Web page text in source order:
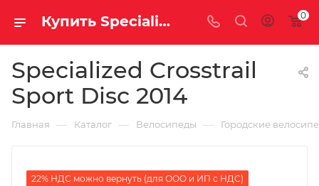
Купить Specialized Crosstrail Sport Disc 2014 за рублей, а со скидкой 0
Specialized Crosstrail
Sport Disc 2014
Главная — Каталог — Велосипеды — Городские
22% НДС можно вернуть (для ООО и ИП с НДС)